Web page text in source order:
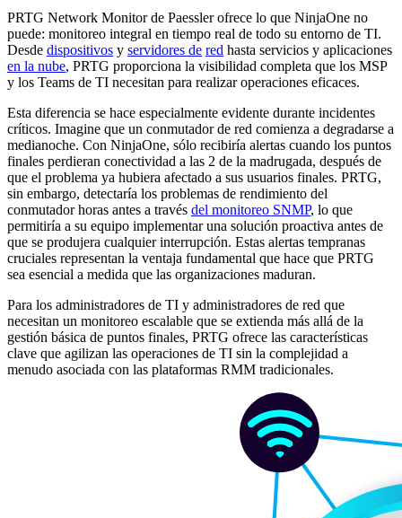
PRTG Network Monitor de Paessler ofrece lo que NinjaOne no
puede: monitoreo integral en tiempo real de todo su entorno de TI.
Desde dispositivos y servidores de red hasta servicios y aplicaciones
en la nube, PRTG proporciona la visibilidad completa que los MSP
y los Teams de TI necesitan para realizar operaciones eficaces.
Esta diferencia se hace especialmente evidente durante incidentes
críticos. Imagine que un conmutador de red comienza a degradarse a
medianoche. Con NinjaOne, sólo recibiría alertas cuando los puntos
finales perdieran conectividad a las 2 de la madrugada, después de
que el problema ya hubiera afectado a sus usuarios finales. PRTG,
sin embargo, detectaría los problemas de rendimiento del
conmutador horas antes a través del monitoreo SNMP, lo que
permitiría a su equipo implementar una solución proactiva antes de
que se produjera cualquier interrupción. Estas alertas tempranas
cruciales representan la ventaja fundamental que hace que PRTG
sea esencial a medida que las organizaciones maduran.
Para los administradores de TI y administradores de red que
necesitan un monitoreo escalable que se extienda más allá de la
gestión básica de puntos finales, PRTG ofrece las características
clave que agilizan las operaciones de TI sin la complejidad a
menudo asociada con las plataformas RMM tradicionales.